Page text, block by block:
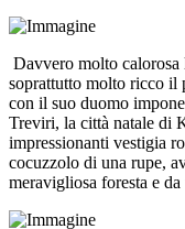
Davvero molto calorosa
soprattutto molto ricco il
con il suo duomo
Treviri, la città natale di
impressionanti vestigia
cocuzzolo di una rupe,
meravigliosa foresta e